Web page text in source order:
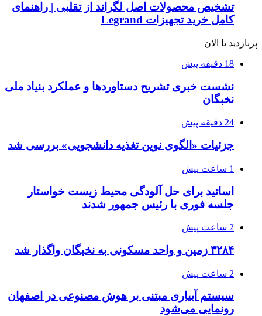
تشخیص محصولات اصل لگراند از تقلبی | راهنمای
کامل خرید تجهیزات Legrand
پربازدید تا الان
18 دقیقه پیش
نشست خبری تشریح دستاوردها و عملکرد بنیاد ملی
نخبگان
24 دقیقه پیش
جزئیات «الگوی نوین تغذیه دانشجویی» بررسی شد
1 ساعت پیش
اساتید برای حل آلودگی محیط زیست خواستار
جلسه فوری با رئیس جمهور شدند
2 ساعت پیش
۳۲۸۴ زمین و واحد مسکونی به نخبگان واگذار شد
2 ساعت پیش
سیستم آبیاری مبتنی بر هوش مصنوعی در اصفهان
رونمایی می‌شود